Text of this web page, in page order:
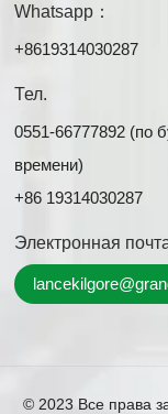
Whatsapp：
+8619314030287
Тел.
0551-66777892 (по
времени)
+86 19314030287
Электронная
© 2023 Все права